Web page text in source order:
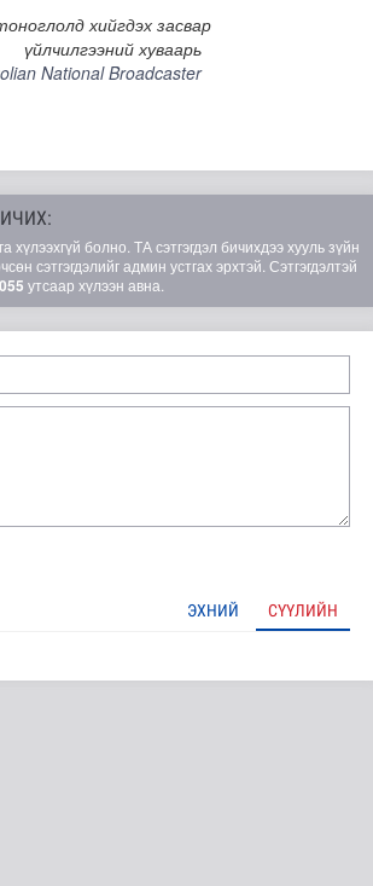
хийгдэх засвар
үйлчилгээний хуваарь
National Broadcaster
болно. ТА сэтгэгдэл бичихдээ хууль зүйн
сэтгэгдэлийг админ устгах эрхтэй. Сэтгэгдэлтэй
утсаар хүлээн авна.
ЭХНИЙ СҮҮЛИЙН